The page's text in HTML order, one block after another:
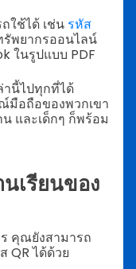
ใช้ได้ เช่น รหัส
รัพยากรออนไลน์
ในรูปแบบ PDF
านี้ไปทุกที่ได้
มือถือของพวกเขา
และเด็กๆ ก็พร้อม
เรียนของ
คุณยังสามารถ
QR ได้ด้วย